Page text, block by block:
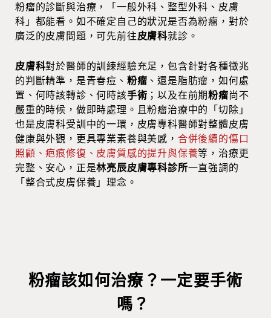
粉瘤的診斷與治療，「一般外科、整型外科、皮膚
科」都能看。如不確定自己的狀況是否為粉瘤，對於
廣泛的皮膚問題，可先前往皮膚科就診。
皮膚科對於醫師的訓練經驗充足，包含針對各種徵兆
的判斷精準，是青春痘、 粉瘤 、還是脂肪瘤，如何處
置、何時該轉診、何時該手術 ；以及在前期粉瘤尚不
嚴重的時候，做即時處理。且粉瘤治療中的「切除」
也是皮膚科受訓中的一環，皮膚專科醫師對整體皮膚
健康與外觀，更具專業素養與美感， 合併後續的傷口
照顧、疤痕修復、皮膚質感的提升與保養等，治療更
完整、安心，正是林亮辰皮膚專科診所一直強調的
「整合式皮膚保養」理念。
粉瘤該如何治療？一定要手術
嗎？